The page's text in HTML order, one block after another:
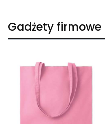
Gadżety firmowe